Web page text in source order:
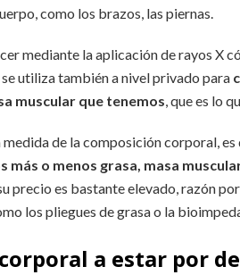
como los brazos, las piernas.
mediante la aplicación de rayos X
utiliza también a nivel privado para
muscular que tenemos, que es lo
de la composición corporal, es
más o menos grasa, masa
precio es bastante elevado, razón
los pliegues de grasa o la
a estar por